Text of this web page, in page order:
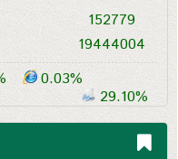
152779
19444004
0.03%
29.10%